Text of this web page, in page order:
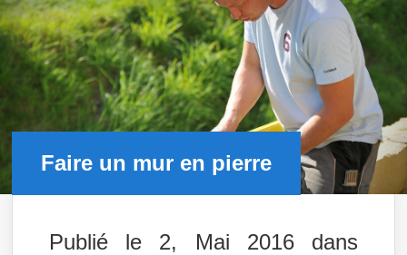
Faire un mur en pierre
Publié le 2, Mai 2016 dans